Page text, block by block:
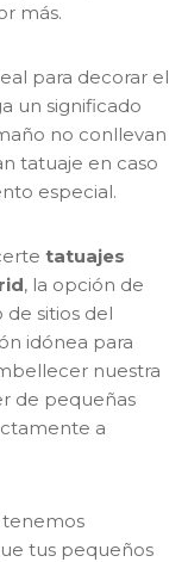
más.
para decorar el
un significado
no conllevan
tatuaje en caso
especial.
tatuajes
, la opción de
sitios del
idónea para
nuestra
de pequeñas
a
tenemos
tus pequeños